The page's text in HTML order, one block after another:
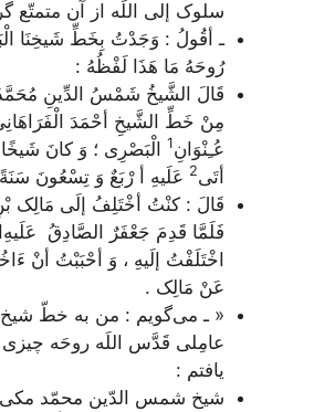
سلوک إلی اللَه از آن متمتّع
ـ أقُولُ : وَجَدْتُ بِخَطِّ شَیخِنَا
رُوحَهُ مَا هَذَا لَفْظُهُ :
قَالَ الشَّیخُ شَمْسُ الدِّینِ
مِنْ خَطِّ الشَّیخِ أحْمَدَ
عُـِنْوَانِ1 الْبَصْرِی ؛ وَ کانَ شَیخًا
أتَی2 عَلَیهِ أ رْبَعٌ وَ تِسْعُونَ
قَالَ : کنْتُ أخْتَلِفُ إلَی مَالِک
فَلَمَّا قَدِمَ جَعْفَرٌ الصَّادِقُ
اخْتَلَفْتُ إلَیهِ ، وَ أحْبَبْتُ أنْ
عَنْ مَالِک .
« ـ می‌گویم : من به خطّ شیخ
عامِلی قَدَّس اللَه روحَه چیزی
یافتم :
شیخ شمس الدّین محمّد